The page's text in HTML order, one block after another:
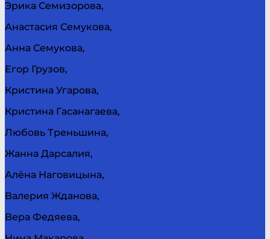
Эрика Семизорова,
Анастасия Семукова,
Анна Семукова,
Егор Грузов,
Кристина Угарова,
Кристина Гасанагаева,
Любовь Треньшина,
Жанна Дарсалия,
Алёна Наговицына,
Валерия Жданова,
Вера Федяева,